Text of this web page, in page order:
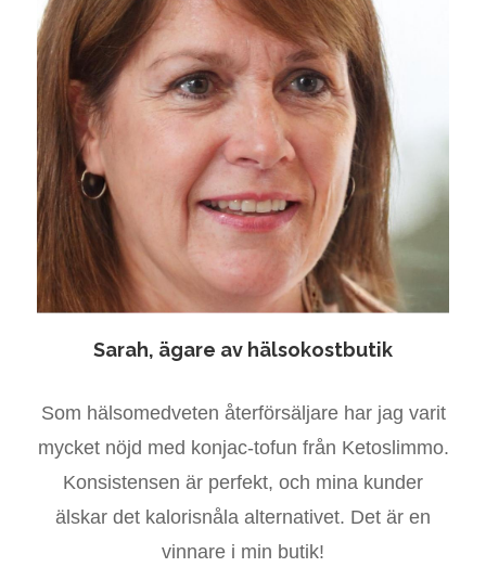
Sarah, ägare av hälsokostbutik
Som hälsomedveten återförsäljare har jag varit
mycket nöjd med konjac-tofun från Ketoslimmo.
Konsistensen är perfekt, och mina kunder
älskar det kalorisnåla alternativet. Det är en
vinnare i min butik!